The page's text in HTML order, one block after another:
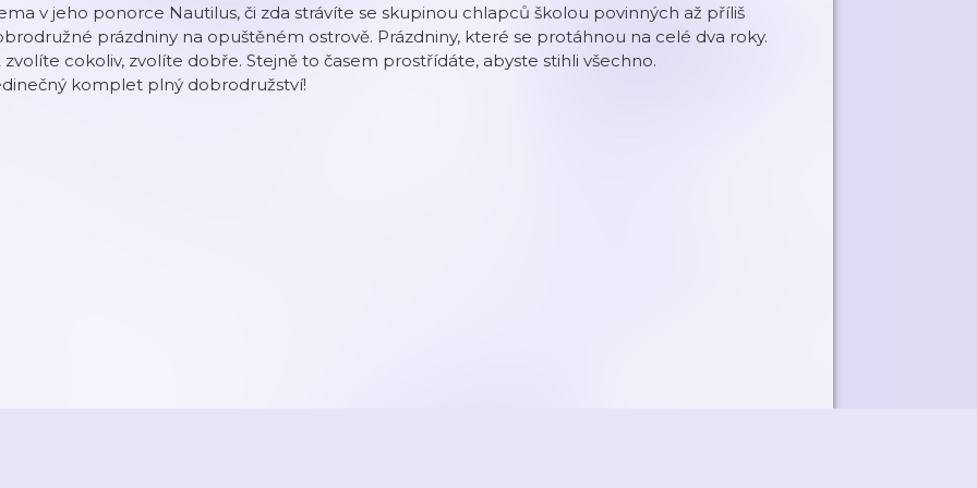
v jeho ponorce Nautilus, či zda strávíte se skupinou chlapců školou povinných až příliš
prázdniny na opuštěném ostrově. Prázdniny, které se protáhnou na celé dva roky.
zvolíte cokoliv, zvolíte dobře. Stejně to časem prostřídáte, abyste stihli všechno.
komplet plný dobrodružství!